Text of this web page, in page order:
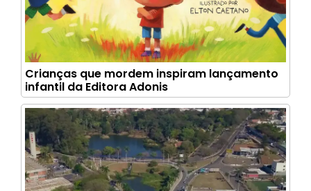
Crianças que mordem inspiram lançamento
infantil da Editora Adonis